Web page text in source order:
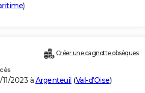
)
Créer une cagnotte obsèques
2023 à Argenteuil (Val-d'Oise)